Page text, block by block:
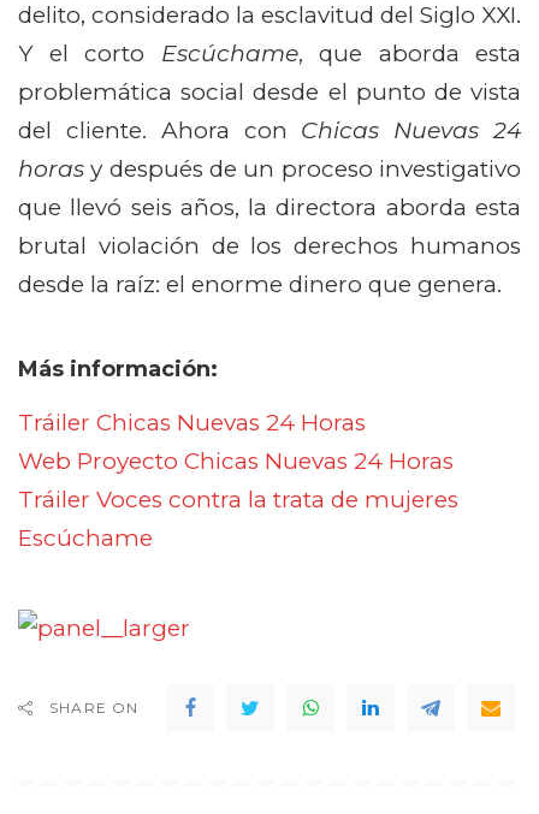
delito, considerado la esclavitud del Siglo XXI.
Y el corto Escúchame, que aborda esta
problemática social desde el punto de vista
del cliente. Ahora con Chicas Nuevas 24
horas y después de un proceso investigativo
que llevó seis años, la directora aborda esta
brutal violación de los derechos humanos
desde la raíz: el enorme dinero que genera.
Más información:
Tráiler Chicas Nuevas 24 Horas
Web Proyecto Chicas Nuevas 24 Horas
Tráiler Voces contra la trata de mujeres
Escúchame
SHARE ON